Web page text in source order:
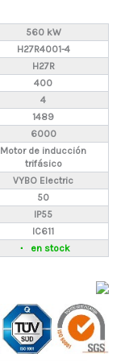
560 kW
H27R4001-4
H27R
400
4
1489
6000
Motor de inducción
trifásico
VYBO Electric
50
IP55
IC611
en stock